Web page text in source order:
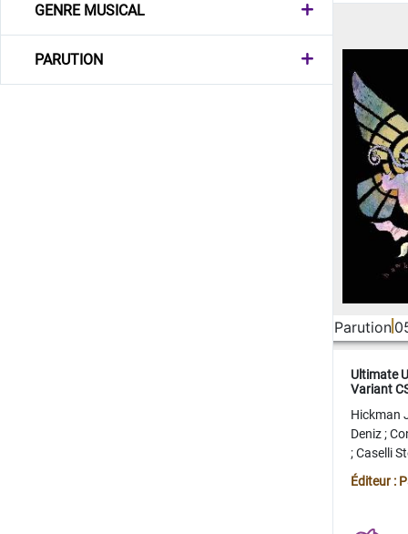
GENRE MUSICAL
PARUTION
Parution
Ultimate
Variant
Hickman
Deniz;
;Caselli
Juan
Éditeur :